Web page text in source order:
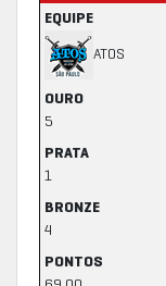
EQUIPE
ATOS
OURO
5
PRATA
1
BRONZE
4
PONTOS